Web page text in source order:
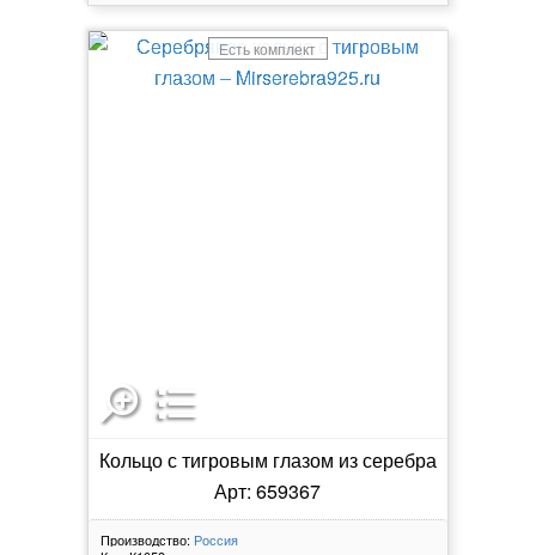
Есть комплект
Кольцо с тигровым глазом из серебра
Арт: 659367
Производство: Россия